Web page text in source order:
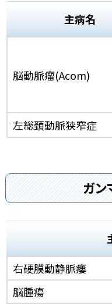
主病名
脳動脈瘤(Acom)
左総頚動脈狭窄症
ガン
右硬膜動静脈瘻
脳腫瘍